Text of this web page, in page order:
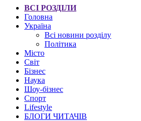
ВСІ РОЗДІЛИ
Головна
Україна
Всі новини розділу
Політика
Місто
Світ
Бізнес
Наука
Шоу-бізнес
Спорт
Lifestyle
БЛОГИ ЧИТАЧІВ